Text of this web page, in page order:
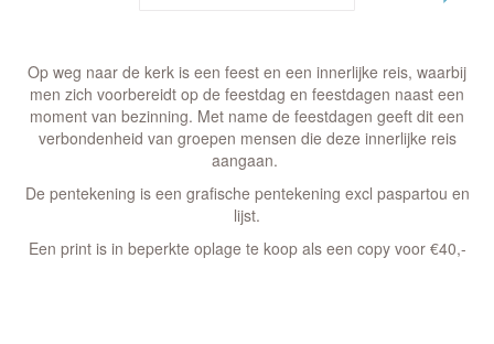
Op weg naar de kerk is een feest en een innerlijke reis, waarbij
men zich voorbereidt op de feestdag en feestdagen naast een
moment van bezinning. Met name de feestdagen geeft dit een
verbondenheid van groepen mensen die deze innerlijke reis
aangaan.
De pentekening is een grafische pentekening excl paspartou en
lijst.
Een print is in beperkte oplage te koop als een copy voor €40,-